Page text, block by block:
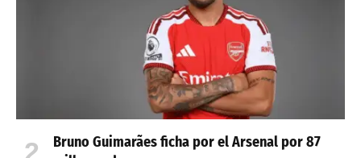
Bruno Guimarães ficha por el Arsenal por 87